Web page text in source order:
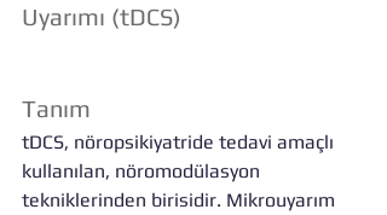
Uyarımı (tDCS)
Tanım
tDCS, nöropsikiyatride tedavi amaçlı
kullanılan, nöromodülasyon
tekniklerinden birisidir. Mikrouyarım